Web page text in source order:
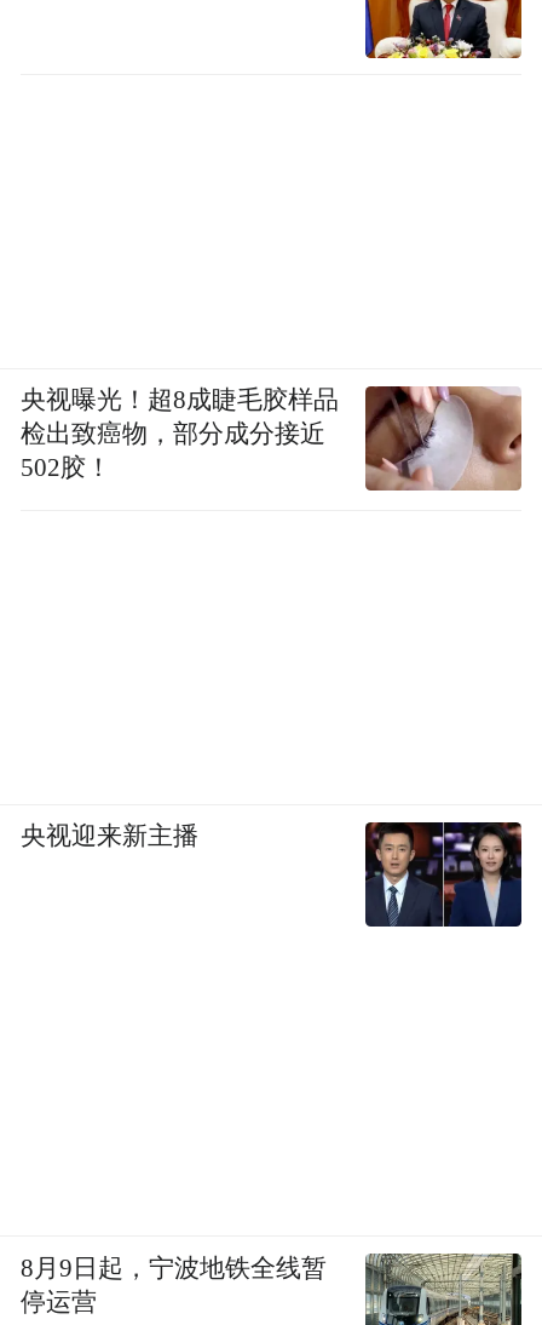
央视曝光！超8成睫毛胶样品
检出致癌物，部分成分接近
502胶！
央视迎来新主播
8月9日起，宁波地铁全线暂
停运营